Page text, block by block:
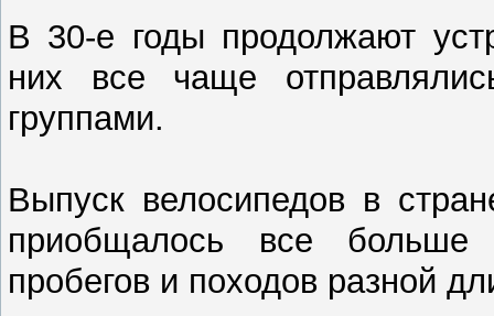
В 30-е годы продолжают
них все чаще
группами.
Выпуск велосипедов в
приобщалось все больше
пробегов и походов разной